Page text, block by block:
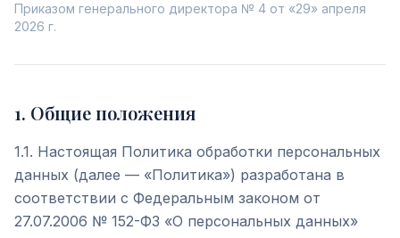
Приказом генерального директора № 4 от «29» апреля
2026 г.
1. Общие положения
1.1. Настоящая Политика обработки персональных
данных (далее — «Политика») разработана в
соответствии с Федеральным законом от
27.07.2006 № 152-ФЗ «О персональных данных»